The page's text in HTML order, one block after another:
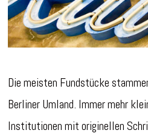
Die meisten Fundstücke
Berliner Umland. Immer mehr
Institutionen mit originellen